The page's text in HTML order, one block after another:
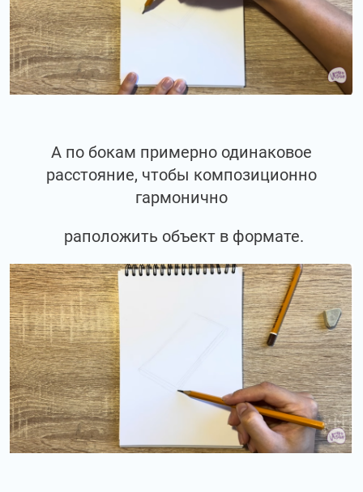
А по бокам примерно одинаковое
расстояние, чтобы композиционно
гармонично
раположить объект в формате.